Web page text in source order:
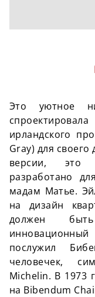
Это уютное
ирландского
Gray) для
версии, это
разработано
мадам Матье.
на дизайн
должен
послужил
человечек,
Michelin. В 1973
на Bibendum